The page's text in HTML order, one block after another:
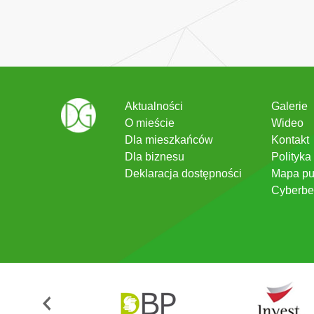
Aktualności
O mieście
Dla mieszkańców
Dla biznesu
Deklaracja dostępności
Galerie
Wideo
Kontakt
Mapa